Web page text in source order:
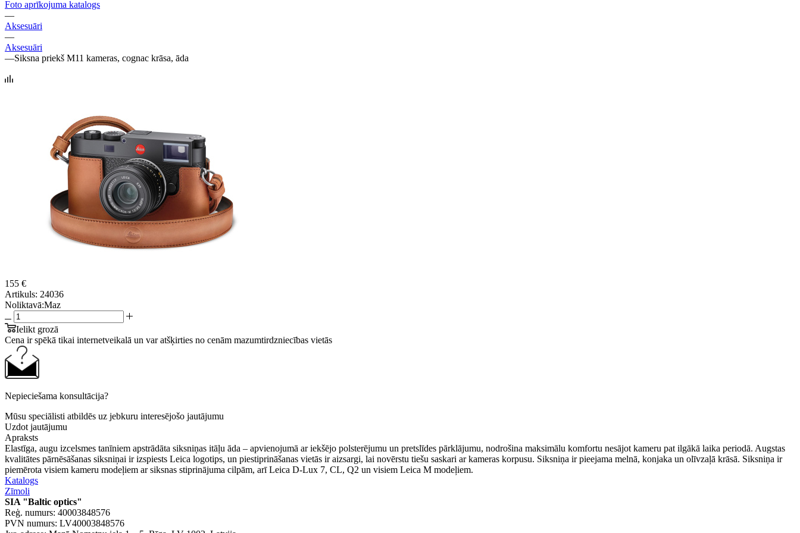
Foto aprīkojuma katalogs
—
Aksesuāri
—
Aksesuāri
—Siksna priekš M11 kameras, cognac krāsa, āda
155 €
Artikuls: 24036
Noliktavā:Maz
Ielikt grozā
Cena ir spēkā tikai internetveikalā un var atšķirties no cenām mazumtirdzniecības vietās
Nepieciešama konsultācija?
Mūsu speciālisti atbildēs uz jebkuru interesējošo jautājumu
Uzdot jautājumu
Apraksts
Elastīga, augu izcelsmes tanīniem apstrādāta siksniņas itāļu āda – apvienojumā ar iekšējo polsterējumu un pretslīdes pārklājumu, nodrošina maksimālu komfortu nesājot kameru pat ilgākā laika periodā. Augstas
kvalitātes pārnēsāšanas siksniņai ir izspiests Leica logotips, un piestiprināšanas vietās ir aizsargi, lai novērstu tiešu saskari ar kameras korpusu. Siksniņa ir pieejama melnā, konjaka un olīvzaļā krāsā. Siksniņa ir
piemērota visiem kameru modeļiem ar siksnas stiprinājuma cilpām, arī Leica D-Lux 7, CL, Q2 un visiem Leica M modeļiem.
Katalogs
Zīmoli
SIA "Baltic optics"
Reģ. numurs: 40003848576
PVN numurs: LV40003848576